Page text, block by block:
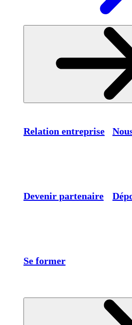
Relation entreprise
Devenir partenaire
Se former